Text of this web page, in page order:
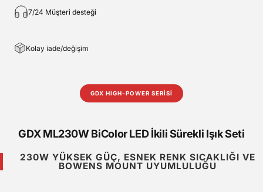
7/24 Müşteri desteği
Kolay iade/değişim
GDX HIGH-POWER SERİSİ
GDX ML230W BiColor LED İkili Sürekli Işık Seti
230W YÜKSEK GÜÇ, ESNEK RENK SICAKLIĞI VE
BOWENS MOUNT UYUMLULUĞU